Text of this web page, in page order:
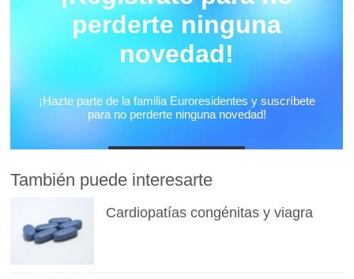
También puede interesarte
Cardiopatías congénitas y viagra